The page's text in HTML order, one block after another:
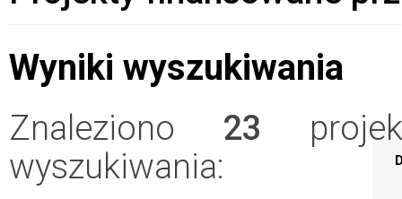
Wyniki wyszukiwania
Znaleziono 23
wyszukiwania: